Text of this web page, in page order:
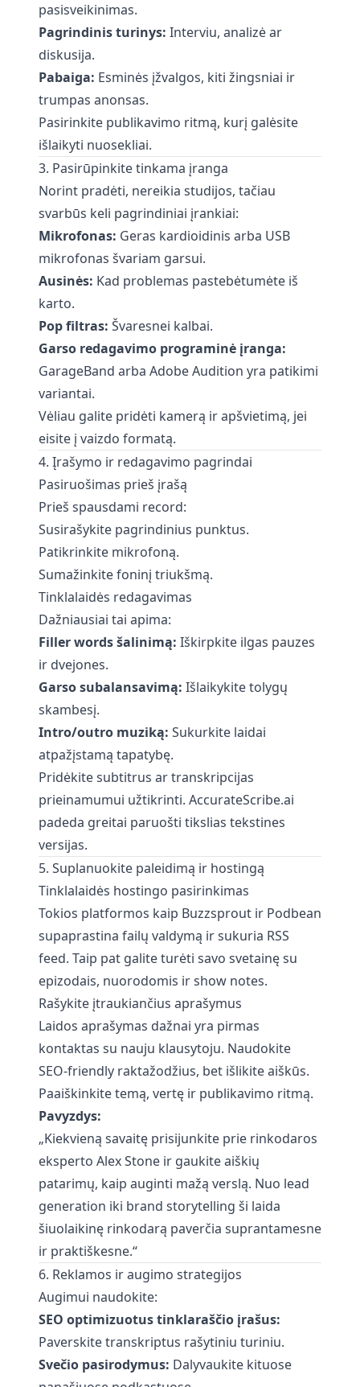
pasisveikinimas.
Pagrindinis turinys: Interviu, analizė ar
diskusija.
Pabaiga: Esminės įžvalgos, kiti žingsniai ir
trumpas anonsas.
Pasirinkite publikavimo ritmą, kurį galėsite
išlaikyti nuosekliai.
3. Pasirūpinkite tinkama įranga
Norint pradėti, nereikia studijos, tačiau
svarbūs keli pagrindiniai įrankiai:
Mikrofonas: Geras kardioidinis arba USB
mikrofonas švariam garsui.
Ausinės: Kad problemas pastebėtumėte iš
karto.
Pop filtras: Švaresnei kalbai.
Garso redagavimo programinė įranga:
GarageBand arba Adobe Audition yra patikimi
variantai.
Vėliau galite pridėti kamerą ir apšvietimą, jei
eisite į vaizdo formatą.
4. Įrašymo ir redagavimo pagrindai
Pasiruošimas prieš įrašą
Prieš spausdami record:
Susirašykite pagrindinius punktus.
Patikrinkite mikrofoną.
Sumažinkite foninį triukšmą.
Tinklalaidės redagavimas
Dažniausiai tai apima:
Filler words šalinimą: Iškirpkite ilgas pauzes
ir dvejones.
Garso subalansavimą: Išlaikykite tolygų
skambesį.
Intro/outro muziką: Sukurkite laidai
atpažįstamą tapatybę.
Pridėkite subtitrus ar transkripcijas
prieinamumui užtikrinti. AccurateScribe.ai
padeda greitai paruošti tikslias tekstines
versijas.
5. Suplanuokite paleidimą ir hostingą
Tinklalaidės hostingo pasirinkimas
Tokios platformos kaip Buzzsprout ir Podbean
supaprastina failų valdymą ir sukuria RSS
feed. Taip pat galite turėti savo svetainę su
epizodais, nuorodomis ir show notes.
Rašykite įtraukiančius aprašymus
Laidos aprašymas dažnai yra pirmas
kontaktas su nauju klausytoju. Naudokite
SEO-friendly raktažodžius, bet išlikite aiškūs.
Paaiškinkite temą, vertę ir publikavimo ritmą.
Pavyzdys:
„Kiekvieną savaitę prisijunkite prie rinkodaros
eksperto Alex Stone ir gaukite aiškių
patarimų, kaip auginti mažą verslą. Nuo lead
generation iki brand storytelling ši laida
šiuolaikinę rinkodarą paverčia suprantamesne
ir praktiškesne.“
6. Reklamos ir augimo strategijos
Augimui naudokite:
SEO optimizuotus tinklaraščio įrašus:
Paverskite transkriptus rašytiniu turiniu.
Svečio pasirodymus: Dalyvaukite kituose